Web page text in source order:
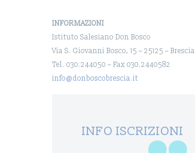
INFORMAZIONI
Istituto Salesiano Don Bosco
Via S. Giovanni Bosco, 15 – 25125 – Brescia
Tel. 030.244050 – Fax 030.2440582
info@donboscobrescia.it
INFO ISCRIZIONI